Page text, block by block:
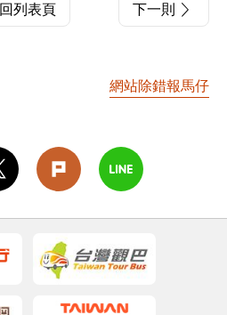
回列表頁 下一則
網站除錯報馬仔